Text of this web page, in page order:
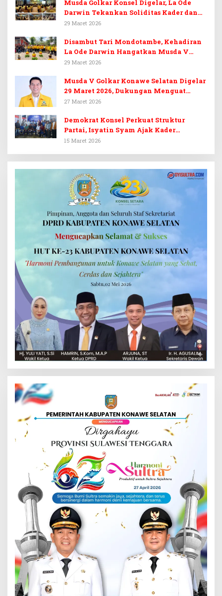
Musda Golkar Konsel Digelar, La Ode
Darwin Tekankan Soliditas Kader dan
Target 14 Kursi DPRD Konawe Selatan
29 Maret 2026
Disambut Tari Mondotambe, Kehadiran
La Ode Darwin Hangatkan Musda V
Golkar Konsel
29 Maret 2026
Musda V Golkar Konawe Selatan Digelar
29 Maret 2026, Dukungan Menguat
untuk Irham Kalenggo
27 Maret 2026
Demokrat Konsel Perkuat Struktur
Partai, Isyatin Syam Ajak Kader
Kembalikan Kejayaan
15 Maret 2026